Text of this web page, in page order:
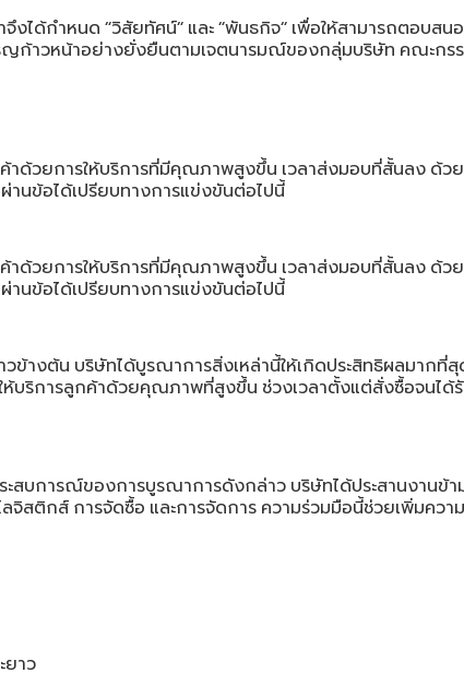
จึงได้กําหนด “วิสัยทัศน์” และ “พันธกิจ” เพื่อให้สามารถตอบสน
ญก้าวหน้าอย่างยั่งยืนตามเจตนารมณ์ของกลุ่มบริษัท คณะกร
าด้วยการให้บริการที่มีคุณภาพสูงขึ้น เวลาส่งมอบที่สั้นลง ด้ว
านข้อได้เปรียบทางการแข่งขันต่อไปนี้
าด้วยการให้บริการที่มีคุณภาพสูงขึ้น เวลาส่งมอบที่สั้นลง ด้ว
านข้อได้เปรียบทางการแข่งขันต่อไปนี้
วข้างต้น บริษัทได้บูรณาการสิ่งเหล่านี้ให้เกิดประสิทธิผลมากที่สุ
ห้บริการลูกค้าด้วยคุณภาพที่สูงขึ้น ช่วงเวลาตั้งแต่สั่งซื้อจนได้
ะสบการณ์ของการบูรณาการดังกล่าว บริษัทได้ประสานงานข้
ลจิสติกส์ การจัดซื้อ และการจัดการ ความร่วมมือนี้ช่วยเพิ่มความ
ยาว